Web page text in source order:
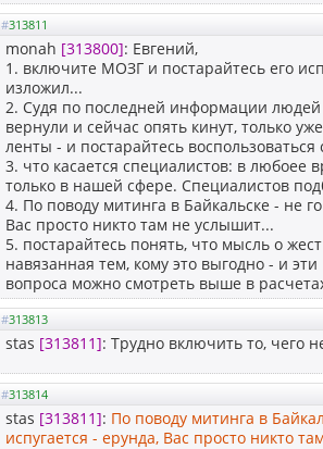
#313811
monah [313800]: Евгений,
1. включите МОЗГ и постарайтесь его
изложил...
2. Судя по последней информации
вернули и сейчас опять кинут, только
ленты - и постарайтесь
3. что касается специалистов: в
только в нашей сфере. Специалистов
4. По поводу митинга в Байкальске - не
Вас просто никто там не услышит...
5. постарайтесь понять, что мысль о
навязанная тем, кому это выгодно - и
вопроса можно смотреть выше в
#313813
stas [313811]: Трудно включить то, чего
#313814
stas [313811]: По поводу митинга в
испугается - ерунда, Вас просто никто